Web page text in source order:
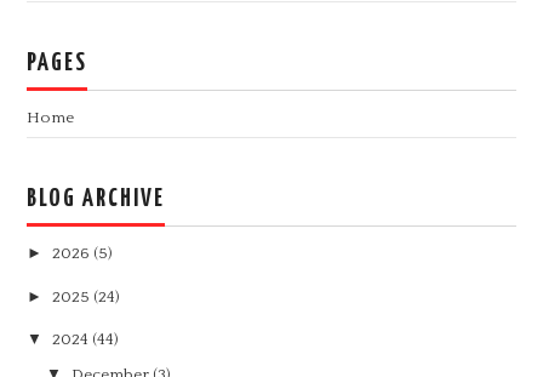
PAGES
Home
BLOG ARCHIVE
►2026 (5)
►2025 (24)
▼2024 (44)